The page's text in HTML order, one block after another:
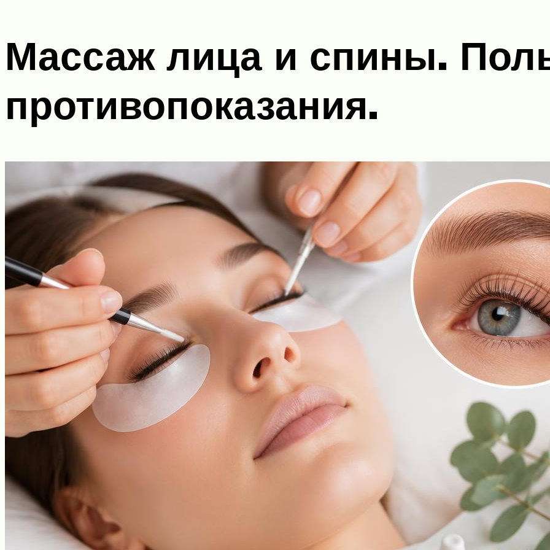
Массаж лица и спины.
противопоказания.